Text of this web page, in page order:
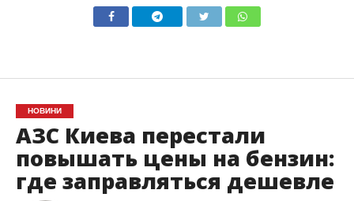
НОВИНИ
АЗС Киева перестали
повышать цены на бензин:
где заправляться дешевле